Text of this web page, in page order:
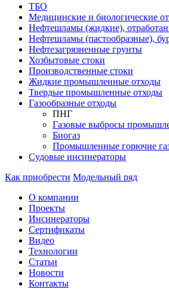
ТБО
Медицинские и биологические
Нефтешламы (жидкие),
Нефтешламы (пастообразные),
Нефтезагрязненные грунты
Хозбытовые стоки
Производственные стоки
Жидкие промышленные отходы
Твердые промышленные отходы
Газообразные отходы
ПНГ
Газовые выбросы
Биогаз
Промышленные горючие
Судовые инсинераторы
Как приобрести Модельный ряд
О компании
Проекты
Инсинераторы
Сертификаты
Видео
Технологии
Статьи
Новости
Контакты